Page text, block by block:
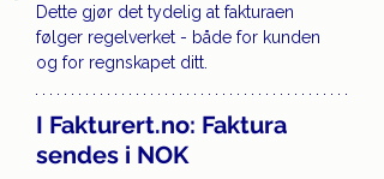
Dette gjør det tydelig at fakturaen
følger regelverket - både for kunden
og for regnskapet ditt.
I Fakturert.no: Faktura
sendes i NOK